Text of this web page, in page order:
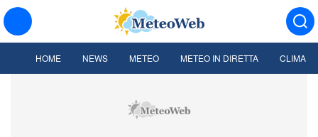
HOME NEWS METEO METEO IN DIRETTA CLIMA